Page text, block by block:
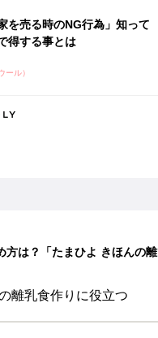
を売る時のNG行為」知って
得する事とは
ール）
方は？「たまひよ きほんの離
離乳食作りに役立つ